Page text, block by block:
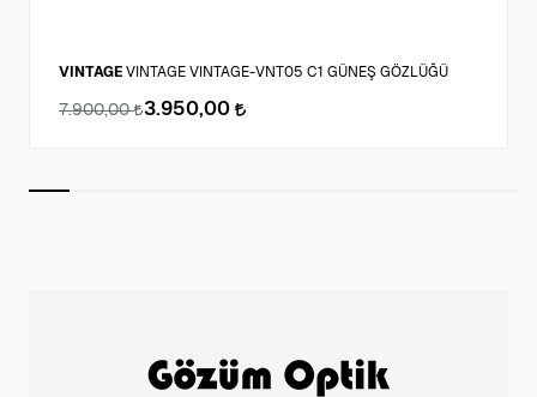
VINTAGE VINTAGE VINTAGE-VNT05 C1 GÜNEŞ GÖZLÜĞÜ
7.900,00 3.950,00